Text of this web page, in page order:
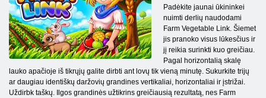
Padėkite jaunai ūkininkei
nuimti derlių naudodami
Farm Vegetable Link. Šiemet
jis pranoko visus lūkesčius ir
jį reikia surinkti kuo greičiau.
Pagal horizontalią skalę
lauko apačioje iš tikrųjų galite dirbti ant lovų tik vieną minutę. Sukurkite trijų
ar daugiau identiškų daržovių grandines vertikaliai, horizontaliai ir įstrižai.
Uždirbk taškų. Ilgos grandinės užtikrins greičiausią rezultatą, nes Farm